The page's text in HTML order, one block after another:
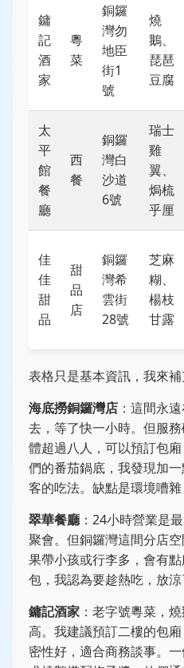
鏞
記
酒
家
粵
菜
銅鑼
灣勿
地臣
街1
號
燒
鵝、
琵琶
豆腐
太
平
館
餐
廳
西
餐
銅鑼
灣白
沙道
6號
瑞士
雞
翼、
焗梳
乎厘
佳
佳
甜
品
甜
品
店
銅鑼
灣希
雲街
28號
芝麻
糊、
楊枝
甘露
表格只是基本資訊，我來補
海底撈銅鑼灣店 ：這間永
去，等了快一小時。但服
體超過八人，可以預訂包
們的番茄鍋底，我發現加
客的吃法。缺點是環境嘈雜
翠華餐廳：24小時營業是
聚會。但銅鑼灣這間分店
果帶小孩或行李多，會有
包，我認為要趁熱吃，放涼
鏞記酒家 ：老字號粵菜，
高。我建議預訂二樓的包
密性好，適合商務談事。